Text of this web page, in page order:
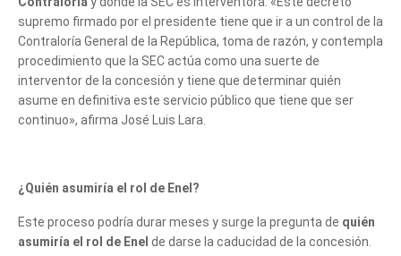
Cuéntanos, ¿Cómo
supremo firmado por el presidente tiene que ir a un control de la
Contraloría General de la República, toma de razón, y contempla
procedimiento que la SEC actúa como una suerte de
interventor de la concesión y tiene que determinar quién
asume en definitiva este servicio público que tiene que ser
continuo», afirma José Luis Lara.
¿Quién asumiría el rol de Enel?
Este proceso podría durar meses y surge la pregunta de quién
asumiría el rol de Enel de darse la caducidad de la concesión.